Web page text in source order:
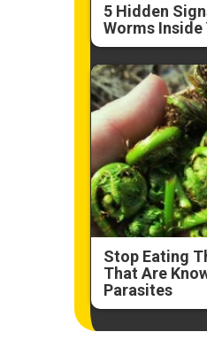
5 Hidden
Worms Inside
Stop Eating
That Are
Parasites